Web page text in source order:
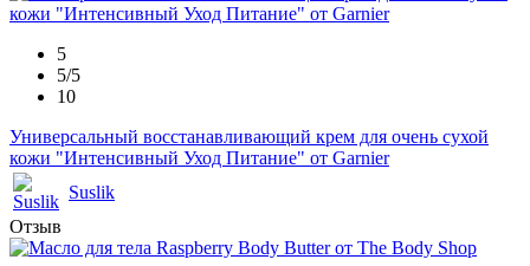
5
5/5
10
Универсальный восстанавливающий крем для очень сухой
кожи "Интенсивный Уход Питание" от Garnier
Suslik
Отзыв